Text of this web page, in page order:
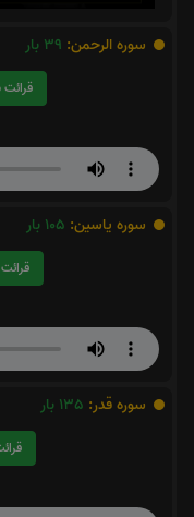
سوره الرحمن: 39 بار
قرائت سوره الرحمن را تقبل میکنم
سوره یاسین: 105 بار
قرائت سوره یاسین را تقبل میکنم
سوره قدر: 135 بار
قرائت سوره قدر